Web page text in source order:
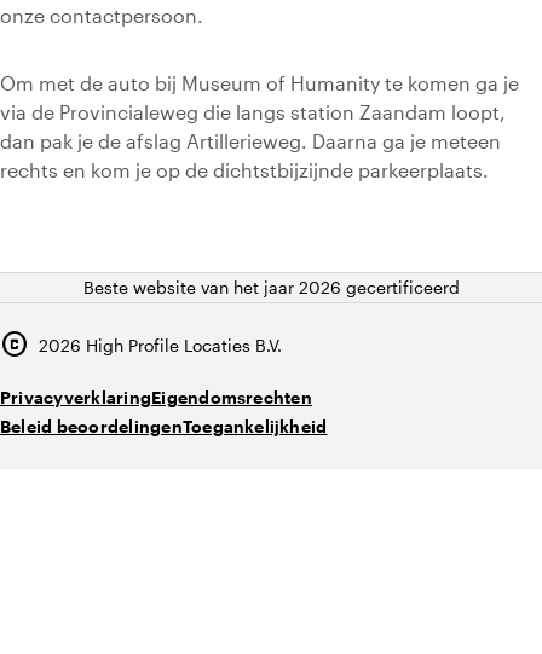
onze contactpersoon.
Om met de auto bij Museum of Humanity te komen ga je
via de Provincialeweg die langs station Zaandam loopt,
dan pak je de afslag Artillerieweg. Daarna ga je meteen
rechts en kom je op de dichtstbijzijnde parkeerplaats.
Beste website van het jaar 2026 gecertificeerd
copyright 2026 High Profile Locaties B.V.
PrivacyverklaringEigendomsrechten
Beleid beoordelingenToegankelijkheid